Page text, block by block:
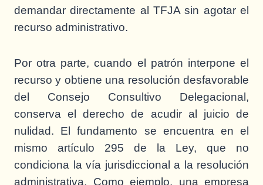
demandar directamente al TFJA sin agotar el
recurso administrativo.
Por otra parte, cuando el patrón interpone el
recurso y obtiene una resolución desfavorable
del Consejo Consultivo Delegacional,
conserva el derecho de acudir al juicio de
nulidad. El fundamento se encuentra en el
mismo artículo 295 de la Ley, que no
condiciona la vía jurisdiccional a la resolución
administrativa. Como ejemplo, una empresa